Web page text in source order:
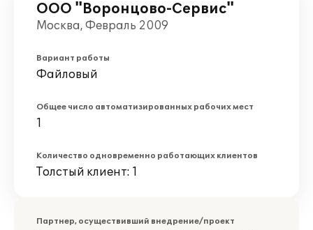
ООО "Воронцово-Сервис"
Москва, Февраль 2009
Вариант работы
Файловый
Общее число автоматизированных рабочих мест
1
Количество одновременно работающих клиентов
Толстый клиент: 1
Партнер, осуществивший внедрение/проект